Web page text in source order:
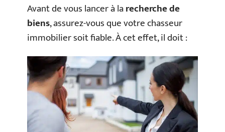
Avant de vous lancer à larecherche de
biens, assurez-vous que votre chasseur
immobilier soit fiable. À cet effet, il doit :